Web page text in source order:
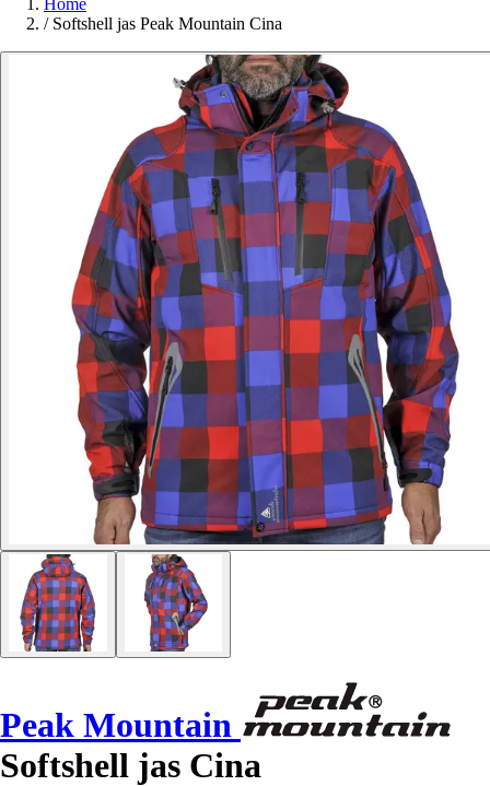
/ Softshell jas Peak Mountain Cina
Peak Mountain
Softshell jas Cina